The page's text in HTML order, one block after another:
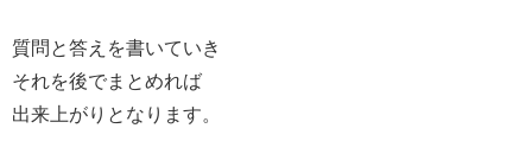
質問と答えを書いていき
それを後でまとめれば
出来上がりとなります。